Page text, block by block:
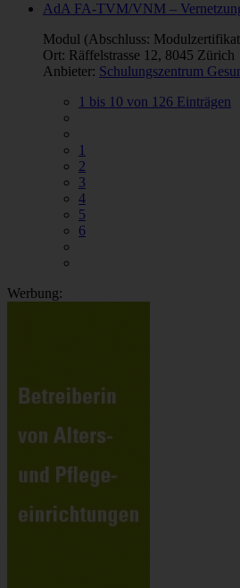
AdA FA-TVM/VNM –
Modul (Abschluss:
Ort: Räffelstrasse 12, 8045 Zürich
Anbieter: Schulungszentrum
1 bis 10 von 126 Einträgen
1
2
3
4
5
6
Werbung: